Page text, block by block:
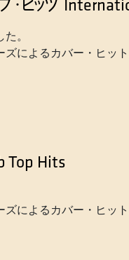
。
によるカバー・ヒット
Top Hits
によるカバー・ヒット